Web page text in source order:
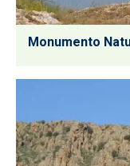
Monumento